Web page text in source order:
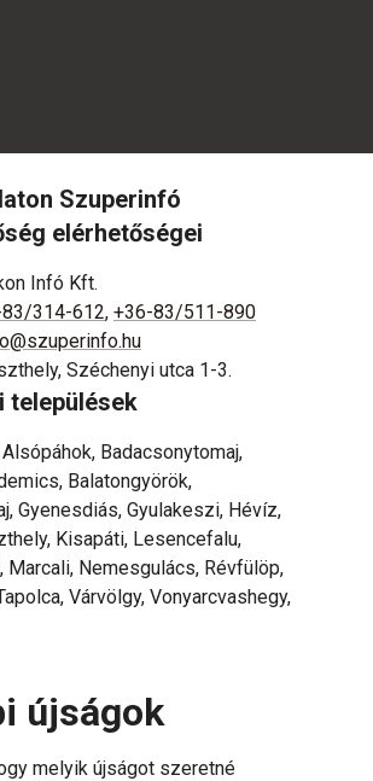
Szuperinfó
elérhetőségei
Infó Kft.
314-612, +36-83/511-890
Széchenyi utca 1-3.
települések
Badacsonytomaj,
Balatongyörök,
Gyenesdiás, Gyulakeszi, Hévíz,
Kisapáti, Lesencefalu,
Marcali, Nemesgulács, Révfülöp,
Várvölgy, Vonyarcvashegy,
újságok
melyik újságot szeretné